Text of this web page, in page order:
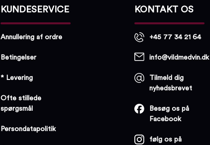
KUNDESERVICE
Annullering af ordre
Betingelser
* Levering
Ofte stillede
spørgsmål
Persondatapolitik
KONTAKT OS
+45 77 34 21 64
info@vildmedvin.dk
Tilmeld dig
nyhedsbrevet
Besøg os på
Facebook
følg os på